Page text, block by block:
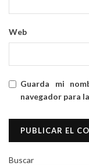
Web
Guarda mi
navegador para
Buscar